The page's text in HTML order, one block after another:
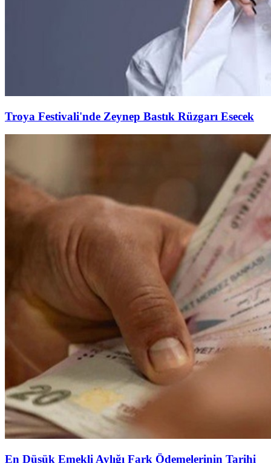
Troya Festivali'nde Zeynep Bastık Rüzgarı Esecek
En Düşük Emekli Aylığı Fark Ödemelerinin Tarihi